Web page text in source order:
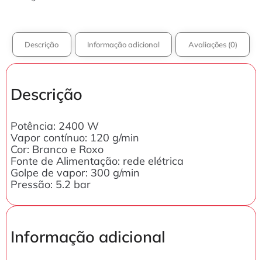
Descrição Informação adicional Avaliações (0)
Descrição
Potência: 2400 W
Vapor contínuo: 120 g/min
Cor: Branco e Roxo
Fonte de Alimentação: rede elétrica
Golpe de vapor: 300 g/min
Pressão: 5.2 bar
Informação adicional